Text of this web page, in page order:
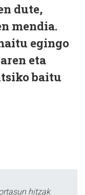
dute,
mendia.
egingo
eta
baitu
hitzak